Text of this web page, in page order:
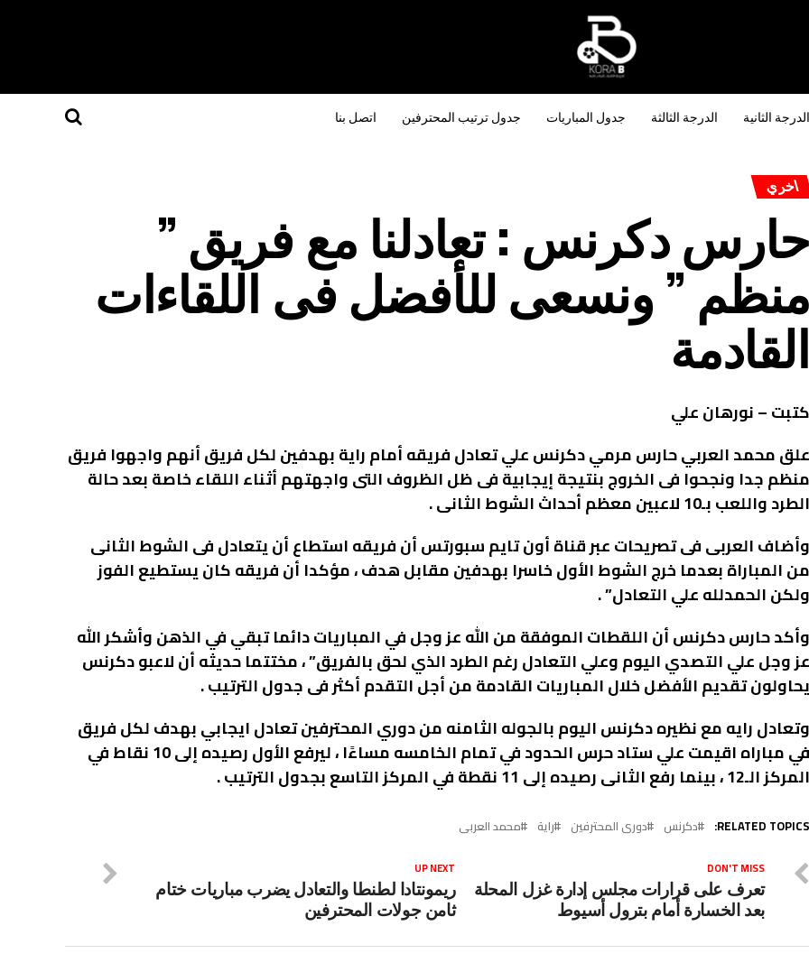
الدرجة الثانية الدرجة الثالثة جدول المباريات جدول ترتيب المحترفين اتصل بنا
اخري
حارس دكرنس : تعادلنا مع فريق ”
منظم ” ونسعى للأفضل فى اللقاءات
القادمة
كتبت – نورهان علي
علق محمد العربي حارس مرمي دكرنس علي تعادل فريقه أمام راية بهدفين لكل فريق أنهم واجهوا فريق
منظم جدا ونجحوا فى الخروج بنتيجة إيجابية فى ظل الظروف التى واجهتهم أثناء اللقاء خاصة بعد حالة
الطرد واللعب بـ10 لاعبين معظم أحداث الشوط الثانى .
وأضاف العربى فى تصريحات عبر قناة أون تايم سبورتس أن فريقهاستطاع أن يتعادل فى الشوط الثانى
من المباراة بعدما خرج الشوط الأول خاسرا بهدفين مقابل هدف ، مؤكدا أن فريقه كان يستطيع الفوز
ولكن الحمدلله علي التعادل” .
وأكد حارس دكرنس أن اللقطات الموفقة من الله عز وجل في المباريات دائما تبقي في الذهن وأشكر الله
عز وجل علي التصدي اليوم وعلي التعادل رغم الطرد الذي لحق بالفريق” ، مختتما حديثه أن لاعبو دكرنس
يحاولون تقديم الأفضل خلال المباريات القادمة من أجل التقدم أكثر فى جدول الترتيب .
وتعادل رايه مع نظيره دكرنس اليوم بالجوله الثامنه من دوري المحترفين تعادل ايجابي بهدف لكل فريق
في مباراه اقيمت علي ستاد حرس الحدود في تمام الخامسه مساءًا ، ليرفع الأول رصيده إلى 10 نقاط في
المركز الـ12 ، بينما رفع الثانى رصيده إلى 11 نقطة في المركز التاسع بجدول الترتيب .
RELATED TOPICS: دكرنس دورى المحترفين راية محمد العربى
UP NEXT
ريمونتادا لطنطا والتعادل يضرب مباريات ختام
ثامن جولات المحترفين
DON'T MISS
تعرف على قرارات مجلس إدارة غزل المحلة
بعد الخسارة أمام بترول أسيوط